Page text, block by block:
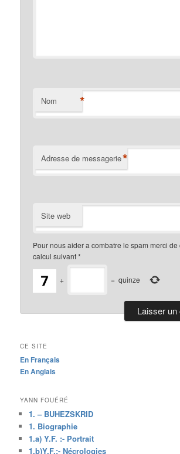
Nom *
Adresse de messagerie*
Site web
Pour nous aider a combatre le spam merci de
calcul suivant*
+ = quinze
CE SITE
En Français
En Anglais
YANN FOUÉRÉ
1. – BUHEZSKRID
1. Biographie
1.a) Y.F. :- Portrait
1.b)Y.F.:- Nécrologies